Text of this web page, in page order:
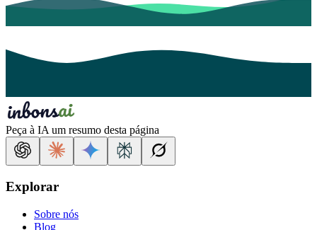
Peça à IA um resumo desta página
Explorar
Sobre nós
Blog